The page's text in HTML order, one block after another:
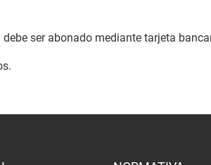
ser abonado mediante tarjeta